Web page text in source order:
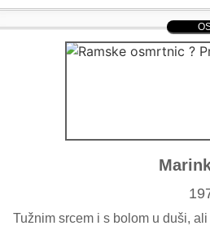
Tužnim srcem i s bolom u duši,